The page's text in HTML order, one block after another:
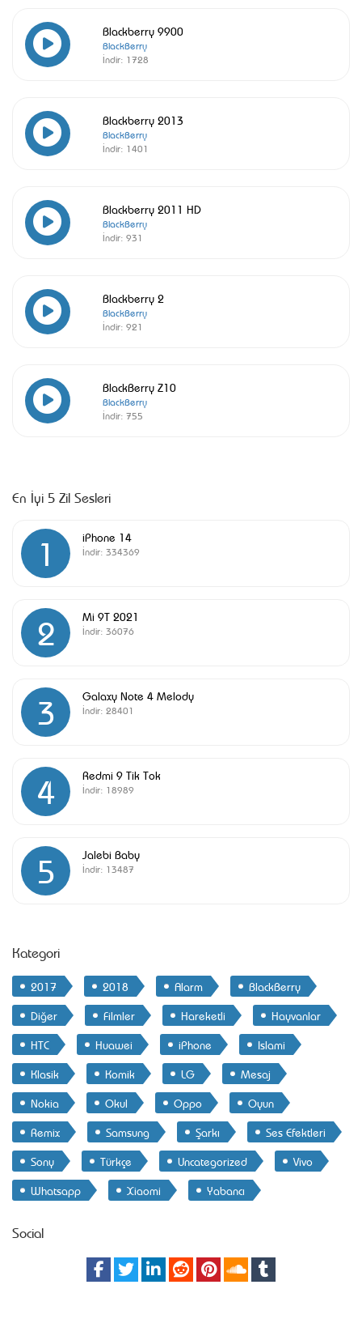
Blackberry 9900
BlackBerry
İndir: 1728
Blackberry 2013
BlackBerry
İndir: 1401
Blackberry 2011 HD
BlackBerry
İndir: 931
Blackberry 2
BlackBerry
İndir: 921
BlackBerry Z10
BlackBerry
İndir: 755
En İyi 5 Zil Sesleri
1 iPhone 14
İndir: 334369
2 Mi 9T 2021
İndir: 36076
3 Galaxy Note 4 Melody
İndir: 28401
4 Redmi 9 Tik Tok
İndir: 18989
5 Jalebi Baby
İndir: 13487
Kategori
2017 2018 Alarm
BlackBerry
Diğer
Filmler Hareketli
Hayvanlar
HTC
Huawei iPhone
Islami
Klasik
Komik LG
Mesaj
Nokia
Okul Oppo
Oyun
Remix
Samsung Şarkı
Ses Efektleri
Sony
Türkçe Uncategorized
Vivo
Whatsapp
Xiaomi Yabancı
Social